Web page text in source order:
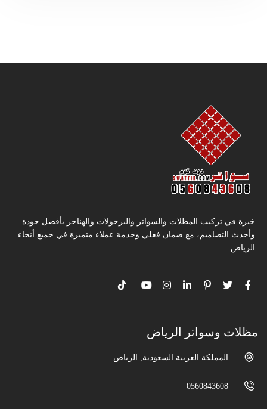
خبرة في تركيب المظلات والسواتر والبرجولات والهناجر بأفضل جودة
وأحدث التصاميم، مع ضمان فعلي وخدمة عملاء متميزة في جميع أنحاء
الرياض
مظلات وسواتر الرياض
المملكة العربية السعودية, الرياض
0560843608